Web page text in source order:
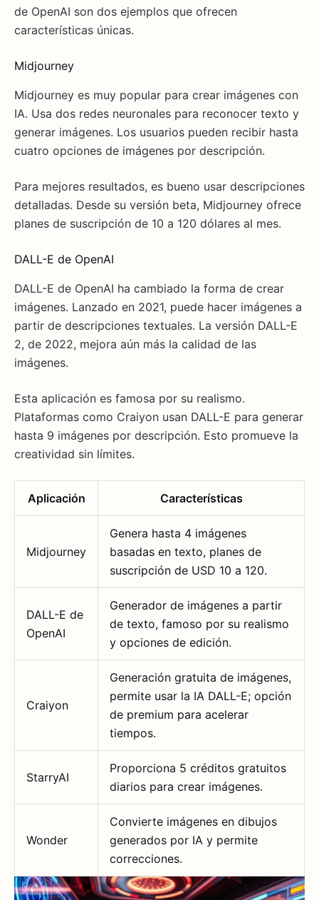
de OpenAI son dos ejemplos que ofrecen
características únicas.
Midjourney
Midjourney es muy popular para crear imágenes con
IA. Usa dos redes neuronales para reconocer texto y
generar imágenes. Los usuarios pueden recibir hasta
cuatro opciones de imágenes por descripción.
Para mejores resultados, es bueno usar descripciones
detalladas. Desde su versión beta, Midjourney ofrece
planes de suscripción de 10 a 120 dólares al mes.
DALL-E de OpenAI
DALL-E de OpenAI ha cambiado la forma de crear
imágenes. Lanzado en 2021, puede hacer imágenes a
partir de descripciones textuales. La versión DALL-E
2, de 2022, mejora aún más la calidad de las
imágenes.
Esta aplicación es famosa por su realismo.
Plataformas como Craiyon usan DALL-E para generar
hasta 9 imágenes por descripción. Esto promueve la
creatividad sin límites.
Aplicación Características
Midjourney
Genera hasta 4 imágenes
basadas en texto, planes de
suscripción de USD 10 a 120.
DALL-E de
OpenAI
Generador de imágenes a partir
de texto, famoso por su realismo
y opciones de edición.
Craiyon
Generación gratuita de imágenes,
permite usar la IA DALL-E; opción
de premium para acelerar
tiempos.
StarryAI
Proporciona 5 créditos gratuitos
diarios para crear imágenes.
Wonder
Convierte imágenes en dibujos
generados por IA y permite
correcciones.